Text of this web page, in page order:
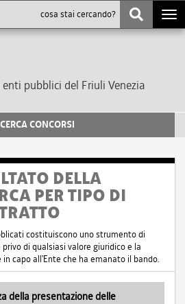
pubblici del Friuli Venezia
CERCA CONCORSI
DELLA
PER TIPO DI
costituiscono uno strumento di
di qualsiasi valore giuridico e la
capo all'Ente che ha emanato il bando.
della presentazione delle